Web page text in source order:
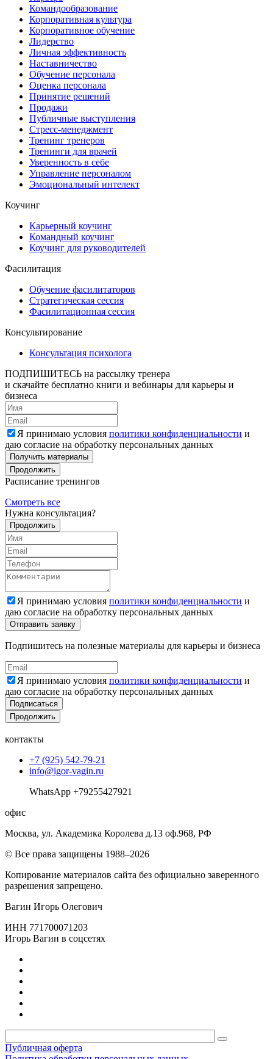
Командообразование
Корпоративная культура
Корпоративное обучение
Лидерство
Личная эффективность
Наставничество
Обучение персонала
Оценка персонала
Принятие решений
Продажи
Публичные выступления
Стресс-менеджмент
Тренинг тренеров
Тренинги для врачей
Уверенность в себе
Управление персоналом
Эмоциональный интелект
Коучинг
Карьерный коучинг
Командный коучинг
Коучинг для руководителей
Фасилитация
Обучение фасилитаторов
Стратегическая сессия
Фасилитационная сессия
Консультирование
Консультация психолога
ПОДПИШИТЕСЬ на рассылку тренера
и скачайте бесплатно книги и вебинары для карьеры и
бизнеса
Я принимаю условия политики конфиденциальности и
даю согласие на обработку персональных данных
Получить материалы
Продолжить
Расписание тренингов
Смотреть все
Нужна консультация?
Продолжить
Я принимаю условия политики конфиденциальности и
даю согласие на обработку персональных данных
Подпишитесь на полезные материалы для карьеры и бизнеса
Я принимаю условия политики конфиденциальности и
даю согласие на обработку персональных данных
Подписаться
Продолжить
контакты
+7 (925) 542-79-21
info@igor-vagin.ru
WhatsApp +79255427921
офис
Москва, ул. Академика Королева д.13 оф.968, РФ
© Все права защищены 1988–2026
Копирование материалов сайта без официально заверенного
разрешения запрещено.
Вагин Игорь Олегович
ИНН 771700071203
Игорь Вагин в соцсетях
Публичная оферта